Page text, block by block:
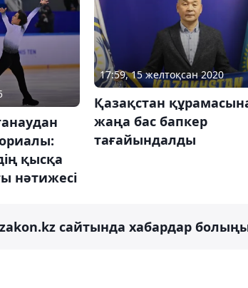
қысқа
нәтижесі
17:59, 15 желтоқсан 2020
Қазақстан
жаңа бас бапкер
тағайындалды
сайтында хабардар